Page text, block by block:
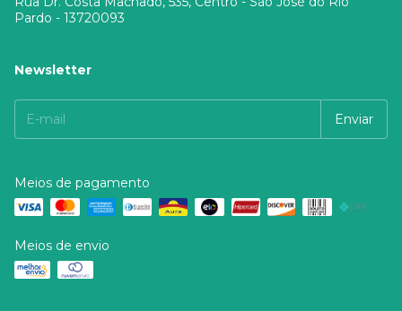
Pardo - 13720093
Newsletter
Meios de pagamento
Meios de envio